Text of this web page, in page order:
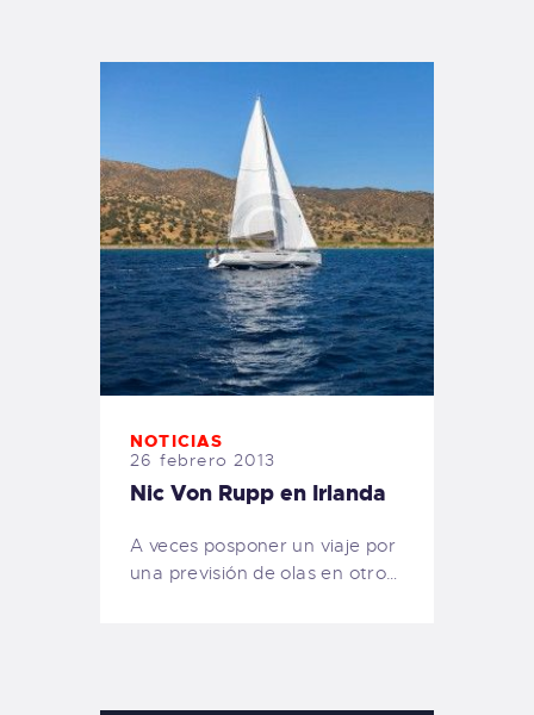
NOTICIAS
26 febrero 2013
Nic Von Rupp en Irlanda
A veces posponer un viaje por
una previsión de olas en otro…